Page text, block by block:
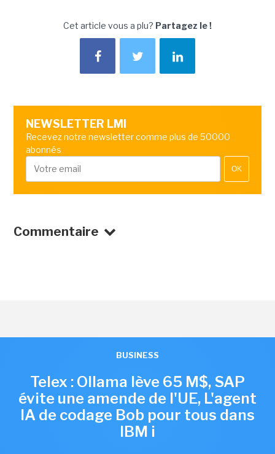
Cet article vous a plu? Partagez le !
NEWSLETTER LMI
Recevez notre newsletter comme plus de 50000
abonnés
OK
Commentaire
BUSINESS
Telex : Ollama lève 65 M$, SAP
évite une amende de l'UE, L'agent
IA de codage Bob pour tous dans
IBM i